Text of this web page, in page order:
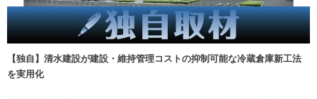
【独自】清水建設が建設・維持管理コストの抑制可能な冷蔵倉庫新工法
を実用化